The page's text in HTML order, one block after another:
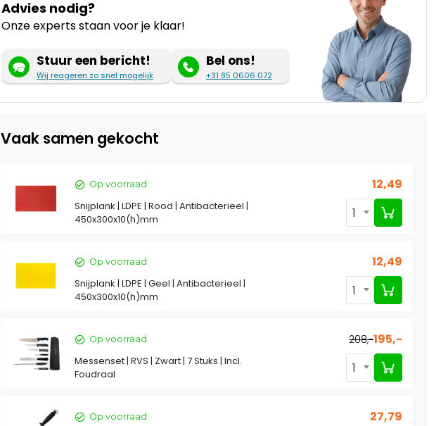
Advies nodig?
Onze experts staan voor je klaar!
Stuur een bericht!
Wij reageren zo snel mogelijk
Bel ons!
+31 85 0606 072
Vaak samen gekocht
Op voorraad 12,49
Snijplank | LDPE | Rood | Antibacterieel |
450x300x10(h)mm
1
Op voorraad 12,49
Snijplank | LDPE | Geel | Antibacterieel |
450x300x10(h)mm
1
Op voorraad 208,-195,-
Messenset | RVS | Zwart | 7 Stuks | Incl.
Foudraal
1
Op voorraad 27,79